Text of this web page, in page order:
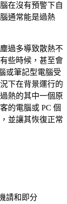
在沒有預警下自
通常能是過熱
過多導致散熱不
些時候，甚至會
或筆記型電腦受
下在背景運行的
熱的其中一個原
的電腦或 PC 個
並讓其恢復正常
請和即分